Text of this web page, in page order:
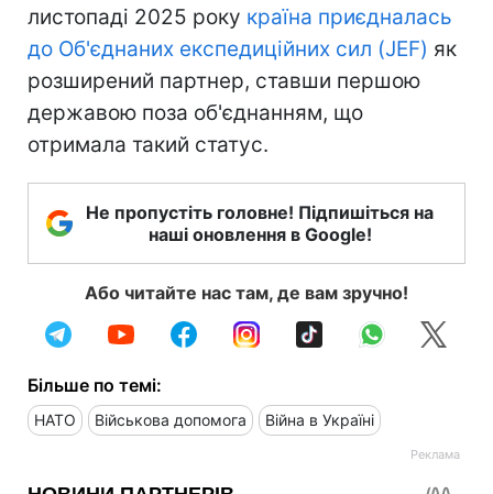
листопаді 2025 року країна приєдналась
до Об'єднаних експедиційних сил (JEF) як
розширений партнер, ставши першою
державою поза об'єднанням, що
отримала такий статус.
Не пропустіть головне! Підпишіться на
наші оновлення в Google!
Або читайте нас там, де вам зручно!
Більше по темі:
НАТО Військова допомога Війна в Україні